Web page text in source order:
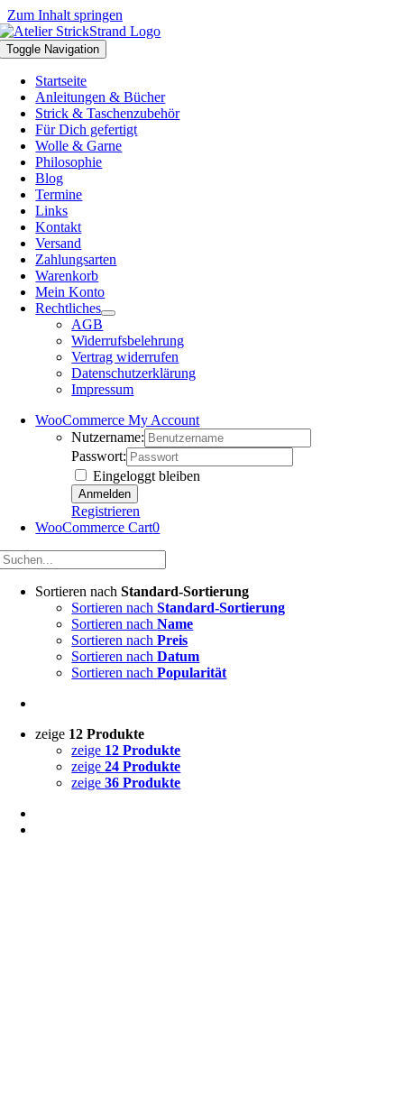
Zum Inhalt springen
Toggle Navigation
Startseite
Anleitungen & Bücher
Strick & Taschenzubehör
Für Dich gefertigt
Wolle & Garne
Philosophie
Blog
Termine
Links
Kontakt
Versand
Zahlungsarten
Warenkorb
Mein Konto
Rechtliches
AGB
Widerrufsbelehrung
Vertrag widerrufen
Datenschutzerklärung
Impressum
WooCommerce My Account
Nutzername:
Passwort:
Eingeloggt bleiben
Registrieren
WooCommerce Cart0
Sortieren nachStandard-Sortierung
Sortieren nachStandard-Sortierung
Sortieren nachName
Sortieren nachPreis
Sortieren nachDatum
Sortieren nachPopularität
zeige 12 Produkte
zeige 12 Produkte
zeige24 Produkte
zeige36 Produkte